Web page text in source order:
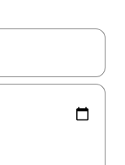
tombol panah